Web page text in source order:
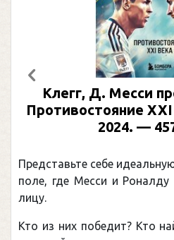
против Роналду.
XXI века. — Москва,
битву на футбольном
соперничают лицом к
найдет верный выход из
Предыдущий